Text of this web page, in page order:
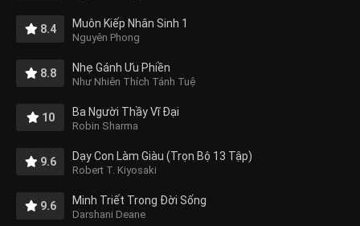
8.4 Muôn Kiếp Nhân Sinh 1
Nguyên Phong
8.8 Nhẹ Gánh Ưu Phiền
Như Nhiên Thích Tánh Tuệ
10 Ba Người Thầy Vĩ Đại
Robin Sharma
9.6 Dạy Con Làm Giàu (Trọn Bộ 13 Tập)
Robert T. Kiyosaki
9.6 Minh Triết Trong Đời Sống
Darshani Deane